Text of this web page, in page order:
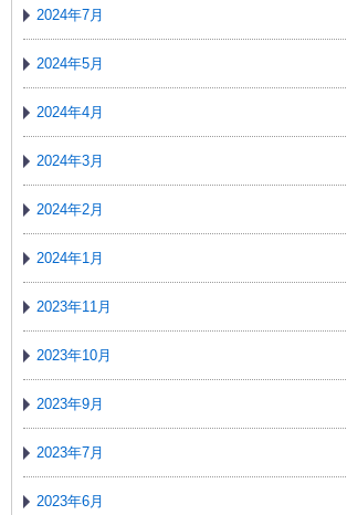
2024年7月
2024年5月
2024年4月
2024年3月
2024年2月
2024年1月
2023年11月
2023年10月
2023年9月
2023年7月
2023年6月